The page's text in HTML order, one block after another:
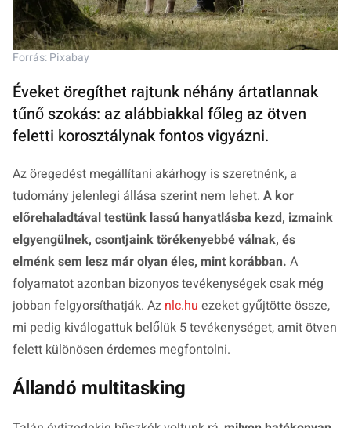
Forrás: Pixabay
Éveket öregíthet rajtunk néhány ártatlannak
tűnő szokás: az alábbiakkal főleg az ötven
feletti korosztálynak fontos vigyázni.
Az öregedést megállítani akárhogy is szeretnénk, a
tudomány jelenlegi állása szerint nem lehet. A kor
előrehaladtával testünk lassú hanyatlásba kezd, izmaink
elgyengülnek, csontjaink törékenyebbé válnak, és
elménk sem lesz már olyan éles, mint korábban. A
folyamatot azonban bizonyos tevékenységek csak még
jobban felgyorsíthatják. Az nlc.hu ezeket gyűjtötte össze,
mi pedig kiválogattuk belőlük 5 tevékenységet, amit ötven
felett különösen érdemes megfontolni.
Állandó multitasking